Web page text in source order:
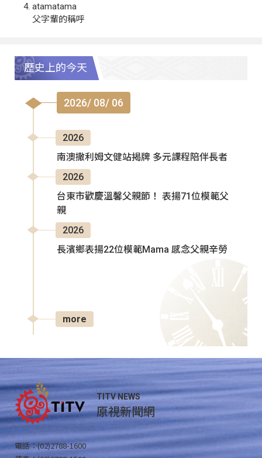
atamatama
父字輩的稱呼
歷史上的今天
2026/ 08/ 06
2026
南澳撒利姆文健站揭牌 多元課程陪伴長者
2026
台東市歡慶溫馨父親節！ 表揚71位模範父
親
2026
長濱鄉表揚22位模範Mama 感念父親辛勞
more
TITV NEWS
原視新聞網
電話：(02)2788-1600